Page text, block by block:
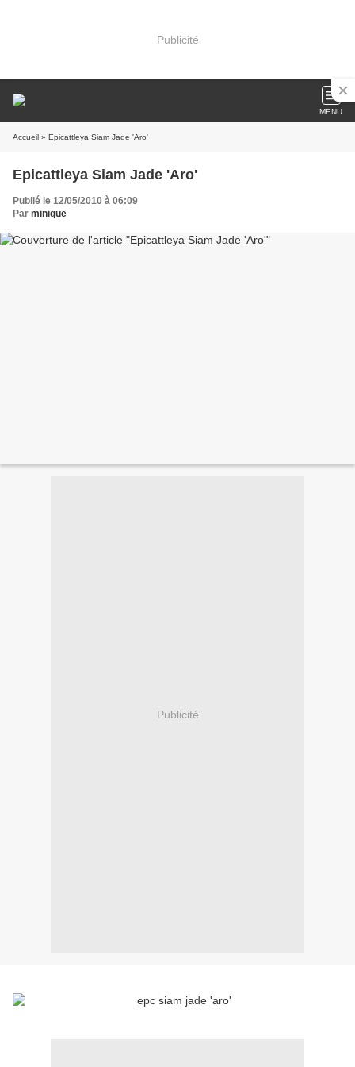
Publicité
MENU
Accueil » Epicattleya Siam Jade 'Aro'
Epicattleya Siam Jade 'Aro'
Publié le 12/05/2010 à 06:09
Par minique
Publicité